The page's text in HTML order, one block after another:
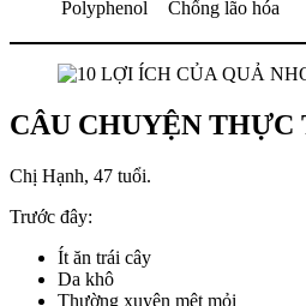
Polyphenol
Chống lão hóa
CÂU CHUYỆN THỰC
Chị Hạnh, 47 tuổi.
Trước đây:
Ít ăn trái cây
Da khô
Thường xuyên mệt mỏi